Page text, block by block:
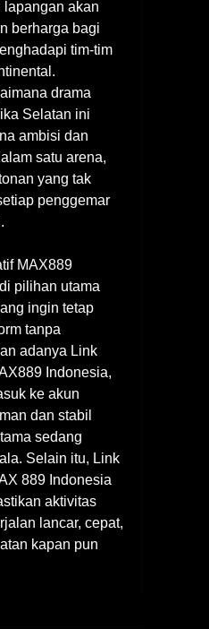
lapangan akan
berharga bagi
tim-tim
drama
Selatan ini
ambisi dan
satu arena,
yang tak
penggemar
MAX889
pilihan utama
ingin tetap
tanpa
adanya Link
Indonesia,
ke akun
dan stabil
sedang
Selain itu, Link
889 Indonesia
aktivitas
lancar, cepat,
kapan pun